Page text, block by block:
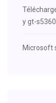
y gt-s5360
Microsoft